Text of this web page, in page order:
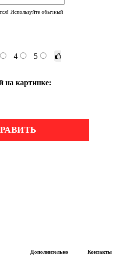
Используйте обычный
4
5
на картинке:
Дополнительно Контакты